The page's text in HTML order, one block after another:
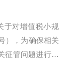
于对增值税小规
），为确保相关
征管问题进行了